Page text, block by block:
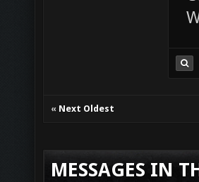
« Next Oldest
MESSAGES IN